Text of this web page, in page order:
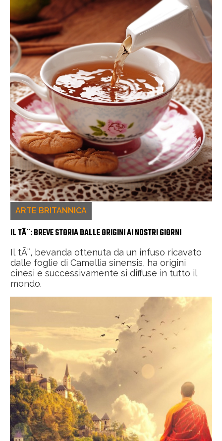
ARTE BRITANNICA
IL TÃ¨: BREVE STORIA DALLE ORIGINI AI NOSTRI GIORNI
Il tÃ¨, bevanda ottenuta da un infuso ricavato
dalle foglie di Camellia sinensis, ha origini
cinesi e successivamente si diffuse in tutto il
mondo.